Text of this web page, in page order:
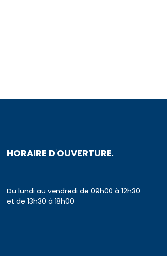
HORAIRE D'OUVERTURE.
Du lundi au vendredi de 09h00 à 12h30
et de 13h30 à 18h00